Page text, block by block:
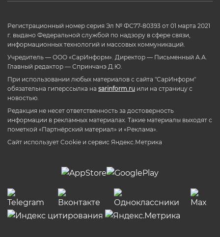
Регистрационный номер серия Эл № ФС77-80393 от 01 марта 2021
г. выдано Федеральной службой по надзору в сфере связи,
информационных технологий и массовых коммуникаций.
Учредитель — ООО «СарИнформ». Директор — Письменный А.А.
Главный редактор — Спринчанэ Д.Ю.
При использовании любых материалов с сайта "СарИнформ"
обязательна гиперссылка на sarinform.ru или на страницу с
новостью.
Редакция не несет ответственность за достоверность
информации в рекламных материалах. Такие материалы выходят с
пометкой «Партнёрский материал» и «Реклама».
Сайт использует Cookie и сервиc Яндекс.Метрика